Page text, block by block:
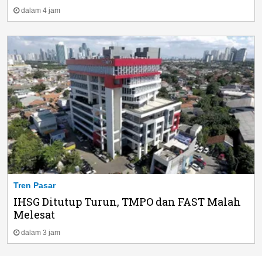
dalam 4 jam
Tren Pasar
IHSG Ditutup Turun, TMPO dan FAST Malah
Melesat
dalam 3 jam